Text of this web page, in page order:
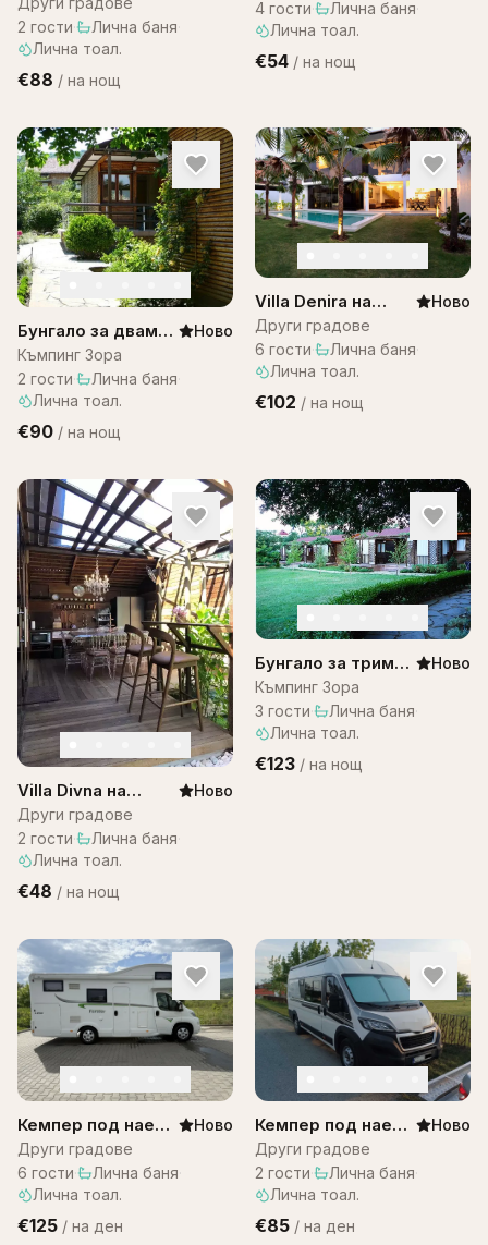
Bali Lagoon
2 гости· Лична баня·
Лична тоал.
€88 / на нощ
4 гости· Лична баня·
Лична тоал.
€54 / на нощ
Бунгало за двама–
къмпинг ЗОРА
Ново
Къмпинг Зора
2 гости· Лична баня·
Лична тоал.
€90 / на нощ
Villa Denira на
Остров Бали
Ново
Други градове
6 гости· Лична баня·
Лична тоал.
€102 / на нощ
Villa Divna на
Остров Бали
Ново
Други градове
2 гости· Лична баня·
Лична тоал.
€48 / на нощ
Бунгало за трима
– къмпинг Зора
Ново
Къмпинг Зора
3 гости· Лична баня·
Лична тоал.
€123 / на нощ
Кемпер под наем
– Citroen
Campervan
Ново
Други градове
6 гости· Лична баня·
Лична тоал.
€125 / на ден
Кемпер под наем
за двама
Ново
Други градове
2 гости· Лична баня·
Лична тоал.
€85 / на ден